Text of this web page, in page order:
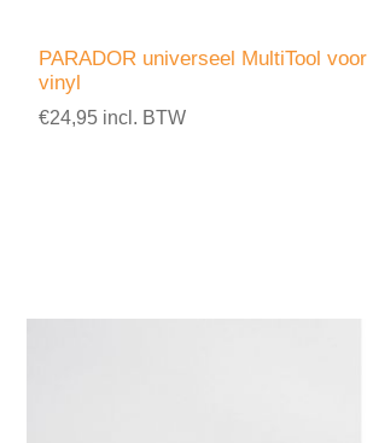
PARADOR universeel MultiTool
vinyl
€24,95 incl. BTW